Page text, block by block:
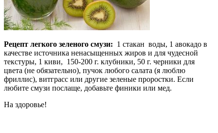
Рецепт легкого зеленого смузи: 1 стакан воды, 1 авокадо в
качестве источника ненасыщенных жиров и для чудесной
текстуры, 1 киви, 150-200 г. клубники, 50 г. черники для
цвета (не обязательно), пучок любого салата (я люблю
фриллис), витграсс или другие зеленые проростки. Если
любите смузи послаще, добавьте финики или мед.
На здоровье!